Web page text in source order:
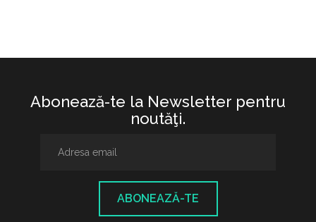
Abonează-te la Newsletter pentru
noutăţi.
ABONEAZĂ-TE